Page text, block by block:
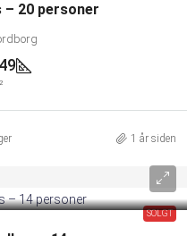
– 20 personer
1 år siden
SOLGT